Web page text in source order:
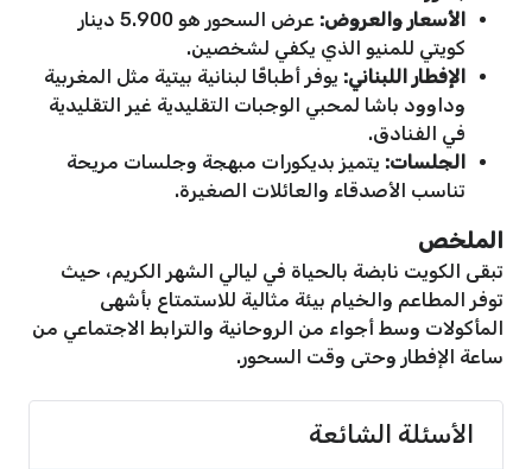
الأسعار والعروض:
عرض السحور هو 5.900 دينار
كويتي للمنيو الذي يكفي لشخصين.
الإفطار اللبناني: يوفر أطباقًا لبنانية بيتية مثل المغربية
وداوود باشا لمحبي الوجبات التقليدية غير التقليدية
في الفنادق.
الجلسات: يتميز بديكورات مبهجة وجلسات مريحة
تناسب الأصدقاء والعائلات الصغيرة.
الملخص
تبقى الكويت نابضة بالحياة في ليالي الشهر الكريم، حيث
توفر المطاعم والخيام بيئة مثالية للاستمتاع بأشهى
المأكولات وسط أجواء من الروحانية والترابط الاجتماعي من
ساعة الإفطار وحتى وقت السحور.
الأسئلة الشائعة